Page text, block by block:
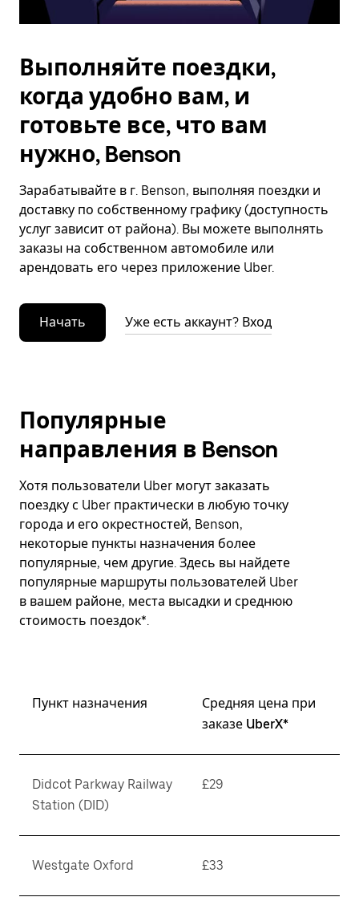
Выполняйте поездки,
когда удобно вам, и
готовьте все, что вам
нужно, Benson
Зарабатывайте в г. Benson, выполняя поездки и
доставку по собственному графику (доступность
услуг зависит от района). Вы можете выполнять
заказы на собственном автомобиле или
арендовать его через приложение Uber.
Начать Уже есть аккаунт? Вход
Популярные
направления в Benson
Хотя пользователи Uber могут заказать
поездку с Uber практически в любую точку
города и его окрестностей, Benson,
некоторые пункты назначения более
популярные, чем другие. Здесь вы найдете
популярные маршруты пользователей Uber
в вашем районе, места высадки и среднюю
стоимость поездок*.
Пункт назначения
Средняя цена при
заказе UberX*
Didcot Parkway Railway
Station (DID)
£29
Westgate Oxford £33